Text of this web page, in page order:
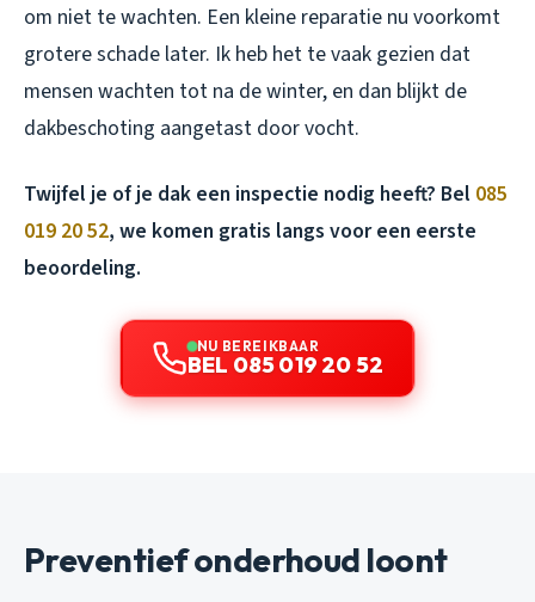
om niet te wachten. Een kleine reparatie nu voorkomt
grotere schade later. Ik heb het te vaak gezien dat
mensen wachten tot na de winter, en dan blijkt de
dakbeschoting aangetast door vocht.
Twijfel je of je dak een inspectie nodig heeft? Bel 085
019 20 52, we komen gratis langs voor een eerste
beoordeling.
NU BEREIKBAAR
BEL 085 019 20 52
Preventief onderhoud loont